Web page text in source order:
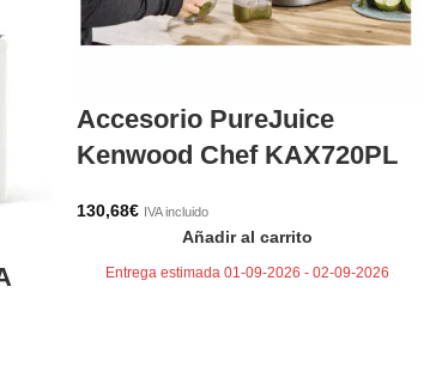
Accesorio PureJuice
Kenwood Chef KAX720PL
130,68€ IVA incluido
Añadir al carrito
Entrega estimada 01-09-2026 - 02-09-2026